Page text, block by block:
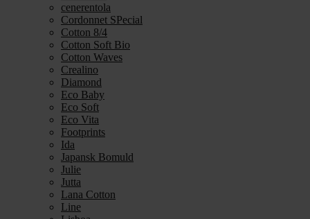
cenerentola
Cordonnet SPecial
Cotton 8/4
Cotton Soft Bio
Cotton Waves
Crealino
Diamond
Eco Baby
Eco Soft
Eco Vita
Footprints
Ida
Japansk Bomuld
Julie
Jutta
Lana Cotton
Line